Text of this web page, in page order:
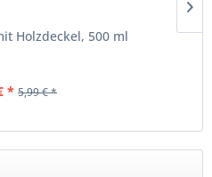
Holzdeckel, 500 ml
* 5,99 € *